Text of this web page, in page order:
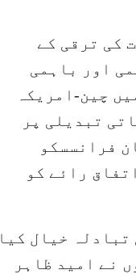
کی ترقی کے
اور باہمی
چین-امریکہ
تبدیلی پر
فرانسسکو
رائے کو
خیال کیا
نے امید ظاہر